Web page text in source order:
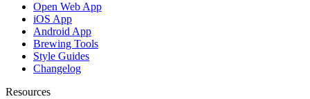
Open Web App
iOS App
Android App
Brewing Tools
Style Guides
Changelog
Resources